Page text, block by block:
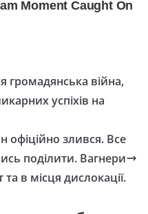
громадянська війна,
успіхів на
офіційно злився. Все
поділити. Вагнери
в місця дислокації.